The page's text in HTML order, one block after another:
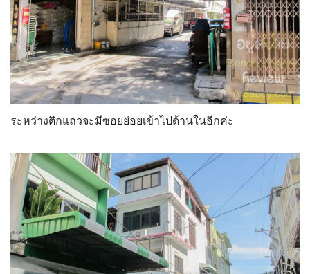
ระหว่างตึกแถวจะมีซอยย่อยเข้าไปด้านในอีกค่ะ